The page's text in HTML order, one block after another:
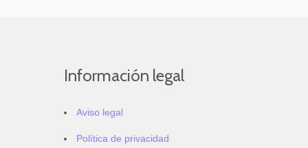
Información legal
Aviso legal
Política de privacidad